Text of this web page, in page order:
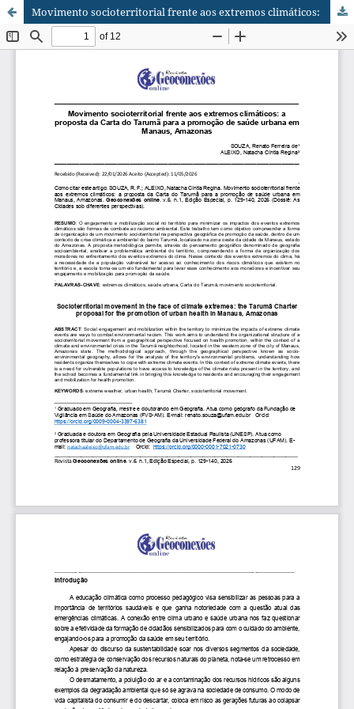
Movimento socioterritorial frente aos extremos climáticos: